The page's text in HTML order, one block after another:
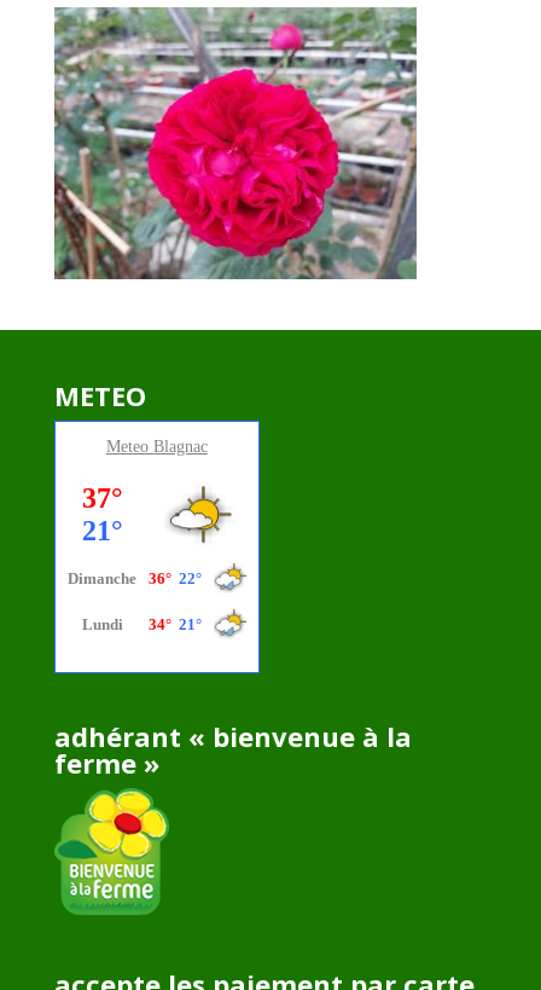
METEO
Meteo Blagnac
adhérant « bienvenue à la
ferme »